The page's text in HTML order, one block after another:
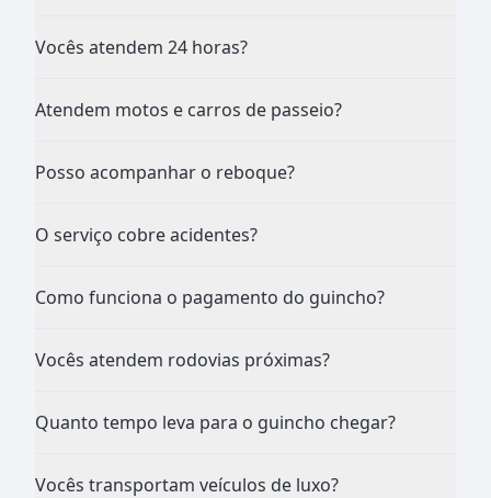
Vocês atendem 24 horas?
Atendem motos e carros de passeio?
Posso acompanhar o reboque?
O serviço cobre acidentes?
Como funciona o pagamento do guincho?
Vocês atendem rodovias próximas?
Quanto tempo leva para o guincho chegar?
Vocês transportam veículos de luxo?